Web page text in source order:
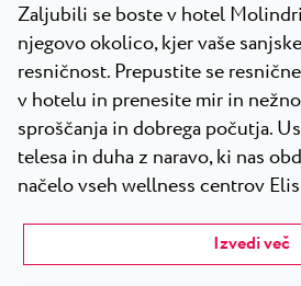
Zaljubili se boste v hotel
njegovo okolico, kjer vaše
resničnost. Prepustite se
v hotelu in prenesite mir in
sproščanja in dobrega počutja.
telesa in duha z naravo, ki nas
načelo vseh wellness centrov
Izvedi več